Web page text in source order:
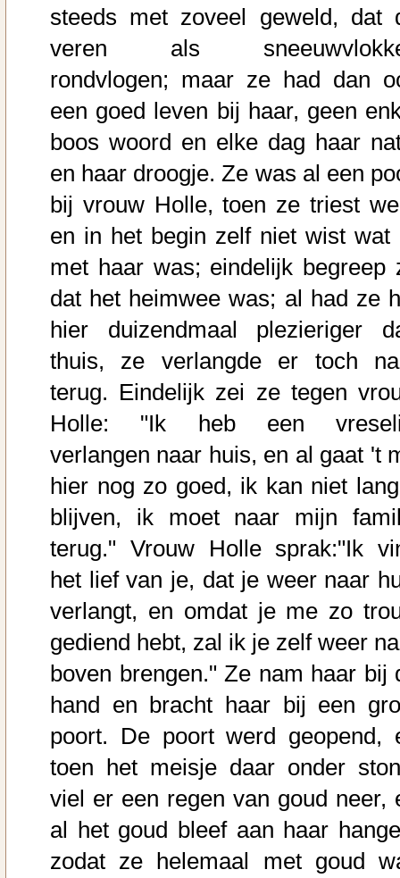
steeds met zoveel geweld, dat
veren als
rondvlogen; maar ze had dan
een goed leven bij haar, geen
boos woord en elke dag haar
en haar droogje. Ze was al een
bij vrouw Holle, toen ze triest
en in het begin zelf niet wist wat
met haar was; eindelijk begreep
dat het heimwee was; al had ze
hier duizendmaal plezieriger
thuis, ze verlangde er toch
terug. Eindelijk zei ze tegen
Holle: "Ik heb een
verlangen naar huis, en al gaat 't
hier nog zo goed, ik kan niet
blijven, ik moet naar mijn
terug." Vrouw Holle sprak:"Ik
het lief van je, dat je weer naar
verlangt, en omdat je me zo
gediend hebt, zal ik je zelf weer
boven brengen." Ze nam haar bij
hand en bracht haar bij een
poort. De poort werd geopend,
toen het meisje daar onder
viel er een regen van goud neer,
al het goud bleef aan haar
zodat ze helemaal met goud